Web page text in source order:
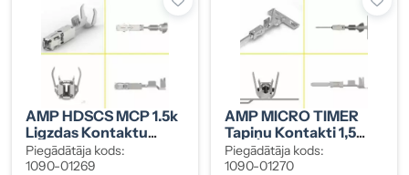
AMP HDSCS MCP 1.5k
Ligzdas Kontaktu
Komplekts 1-1,5 Mm²
(10 Gab.), 1418884-1
Piegādātāja kods:
1090-01269
AMP MICRO TIMER
Tapiņu Kontakti 1,5
Mm² (10 Gab.),
1703278-2
Piegādātāja kods:
1090-01270